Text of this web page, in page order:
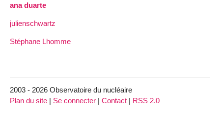
ana duarte
julienschwartz
Stéphane Lhomme
2003 - 2026 Observatoire du nucléaire
Plan du site | Se connecter | Contact | RSS 2.0